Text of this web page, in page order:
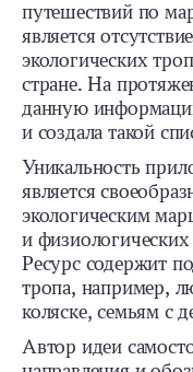
путешествий по
является
экологических
стране. На
данную
и создала такой
Уникальность
является
экологическим
и физиологических
Ресурс содержит
тропа, например,
коляске, семьям с
Автор идеи